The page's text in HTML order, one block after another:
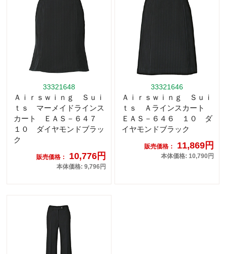
33321648
Ａｉｒｓｗｉｎｇ Ｓｕｉ
ｔｓ マーメイドラインス
カート ＥＡＳ－６４７
１０ ダイヤモンドブラッ
ク
販売価格： 10,776円
本体価格: 9,796円
33321646
Ａｉｒｓｗｉｎｇ Ｓｕｉ
ｔｓ Ａラインスカート
ＥＡＳ－６４６ １０ ダ
イヤモンドブラック
販売価格： 11,869円
本体価格: 10,790円